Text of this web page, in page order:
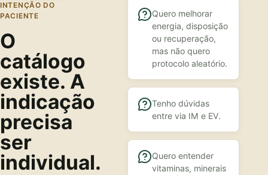
INTENÇÃO DO
PACIENTE
O
catálogo
existe. A
indicação
precisa
ser
individual.
Quero melhorar
energia, disposição
ou recuperação,
mas não quero
protocolo aleatório.
Tenho dúvidas
entre via IM e EV.
Quero entender
vitaminas, minerais